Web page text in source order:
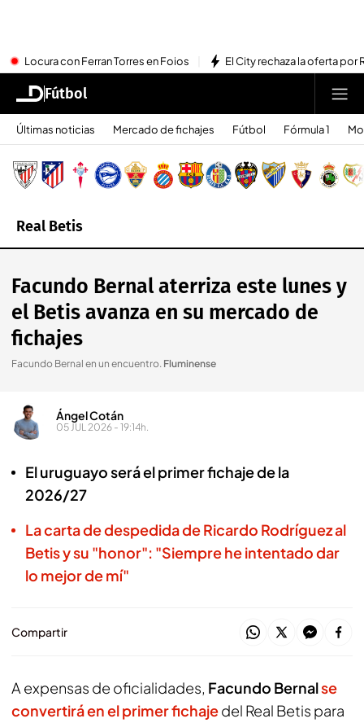
Locura con Ferran Torres en Foios El City rechaza la oferta por
Fútbol
Últimas noticias Mercado de fichajes Fútbol Fórmula 1
Real Betis
Facundo Bernal aterriza este lunes y
el Betis avanza en su mercado de
fichajes
Facundo Bernal en un encuentro. Fluminense
Ángel Cotán
05 JUL 2026 - 19:14h.
El uruguayo será el primer fichaje de la
2026/27
La carta de despedida de Ricardo Rodríguez al
Betis y su "honor": "Siempre he intentado dar
lo mejor de mí"
Compartir
A expensas de oficialidades, Facundo Bernalse
convertirá en el primer fichajedel Real Betis para